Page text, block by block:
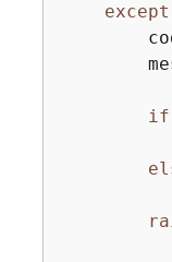
except
if